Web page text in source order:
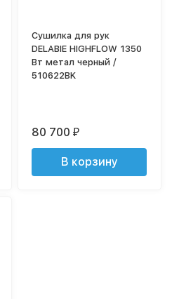
Сушилка для рук
DELABIE HIGHFLOW 1350
Вт метал черный /
510622BK
80 700₽
В корзину